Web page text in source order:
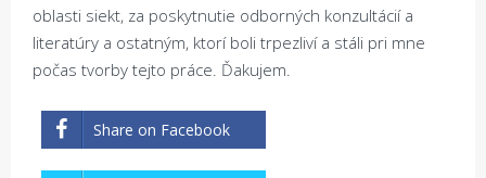
oblasti siekt, za poskytnutie odborných konzultácií a
literatúry a ostatným, ktorí boli trpezliví a stáli pri mne
počas tvorby tejto práce. Ďakujem.
Share on Facebook